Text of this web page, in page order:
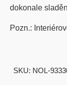
dokonale
Pozn.:
SKU: NOL-